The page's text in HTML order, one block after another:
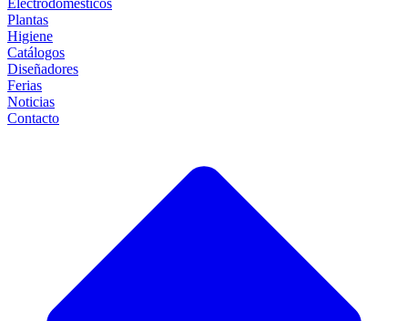
Electrodomésticos
Plantas
Higiene
Catálogos
Diseñadores
Ferias
Noticias
Contacto